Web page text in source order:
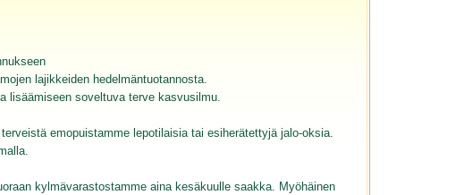
lajikkeiden hedelmäntuotannosta.
lisäämiseen soveltuva terve kasvusilmu.
emopuistamme lepotilaisia tai esiherätettyjä jalo-oksia.
kylmävarastostamme aina kesäkuulle saakka. Myöhäinen